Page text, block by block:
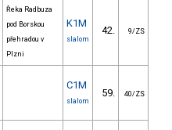
Řeka Radbuza
pod Borskou
přehradou v
Plzni
K1M
slalom
42. 9/ZS
C1M
slalom
59. 40/ZS